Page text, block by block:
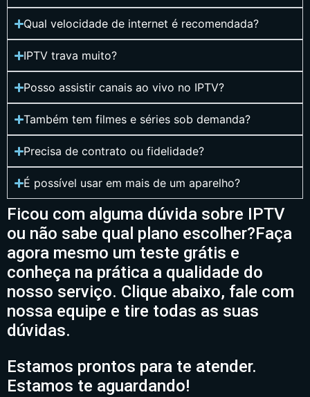
Qual velocidade de internet é recomendada?
IPTV trava muito?
Posso assistir canais ao vivo no IPTV?
Também tem filmes e séries sob demanda?
Precisa de contrato ou fidelidade?
É possível usar em mais de um aparelho?
Ficou com alguma dúvida sobre IPTV
ou não sabe qual plano escolher?Faça
agora mesmo um teste grátis e
conheça na prática a qualidade do
nosso serviço. Clique abaixo, fale com
nossa equipe e tire todas as suas
dúvidas.
Estamos prontos para te atender.
Estamos te aguardando!